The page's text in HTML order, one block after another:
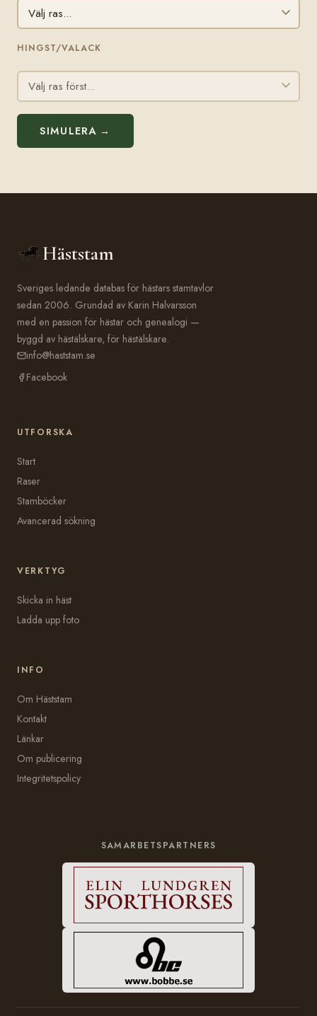
HINGST/VALACK
SIMULERA →
Häststam
Sveriges ledande databas för hästars stamtavlor
sedan 2006. Grundad av Karin Halvarsson
med en passion för hästar och genealogi —
byggd av hästälskare, för hästälskare.
info@haststam.se
Facebook
UTFORSKA
Start
Raser
Stamböcker
Avancerad sökning
VERKTYG
Skicka in häst
Ladda upp foto
INFO
Om Häststam
Kontakt
Länkar
Om publicering
Integritetspolicy
SAMARBETSPARTNERS